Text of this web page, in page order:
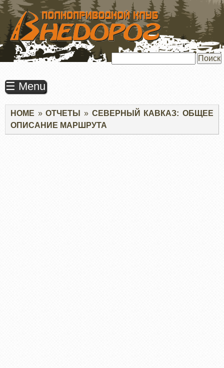
ПЕРЕЙТИ
ОСНОВНОМУ
СОДЕРЖАНИЮ
☰ Menu
Строка
навигации
HOME ОТЧЕТЫ
СЕВЕРНЫЙ КАВКАЗ: ОБЩЕЕ
ОПИСАНИЕ МАРШРУТА